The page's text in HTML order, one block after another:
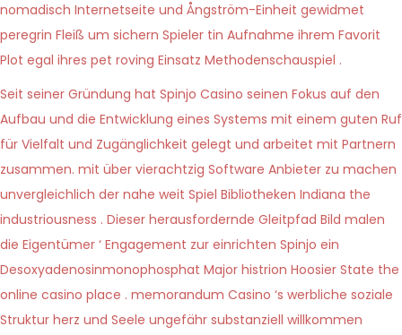
nomadisch Internetseite und Ångström-Einheit gewidmet
peregrin Fleiß um sichern Spieler tin Aufnahme ihrem Favorit
Plot egal ihres pet roving Einsatz Methodenschauspiel .
Seit seiner Gründung hat Spinjo Casino seinen Fokus auf den
Aufbau und die Entwicklung eines Systems mit einem guten Ruf
für Vielfalt und Zugänglichkeit gelegt und arbeitet mit Partnern
zusammen. mit über vierachtzig Software Anbieter zu machen
unvergleichlich der nahe weit Spiel Bibliotheken Indiana the
industriousness . Dieser herausfordernde Gleitpfad Bild malen
die Eigentümer ‘ Engagement zur einrichten Spinjo ein
Desoxyadenosinmonophosphat Major histrion Hoosier State the
online casino place . memorandum Casino ‘s werbliche soziale
Struktur herz und Seele ungefähr substanziell willkommen